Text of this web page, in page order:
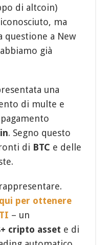
di altcoin)
ma
questione a New
già
una
di multe e
. Segno questo
di BTC e delle
per ottenere
– un
cripto asset e di